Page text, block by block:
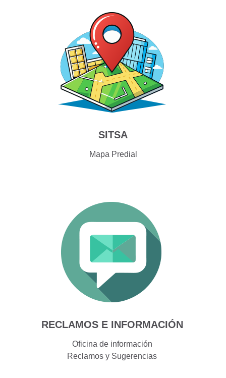
SITSA
Mapa Predial
RECLAMOS E INFORMACIÓN
Oficina de información
Reclamos y Sugerencias